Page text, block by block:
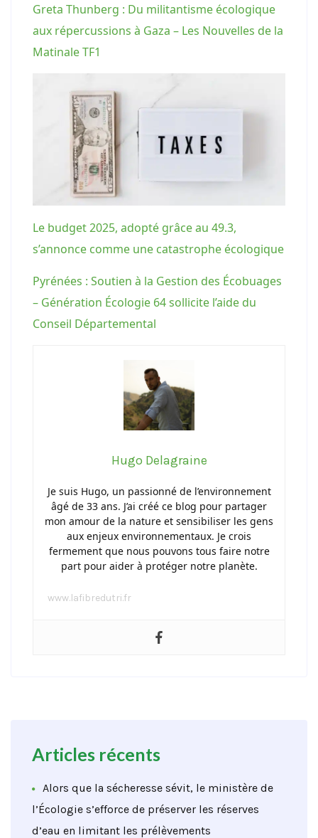
Greta Thunberg : Du militantisme écologique
aux répercussions à Gaza – Les Nouvelles de la
Matinale TF1
Le budget 2025, adopté grâce au 49.3,
s’annonce comme une catastrophe écologique
Pyrénées : Soutien à la Gestion des Écobuages
– Génération Écologie 64 sollicite l’aide du
Conseil Départemental
Hugo Delagraine
Je suis Hugo, un passionné de l’environnement
âgé de 33 ans. J’ai créé ce blog pour partager
mon amour de la nature et sensibiliser les gens
aux enjeux environnementaux. Je crois
fermement que nous pouvons tous faire notre
part pour aider à protéger notre planète.
www.lafibredutri.fr
Articles récents
Alors que la sécheresse sévit, le ministère de
l’Écologie s’efforce de préserver les réserves
d’eau en limitant les prélèvements